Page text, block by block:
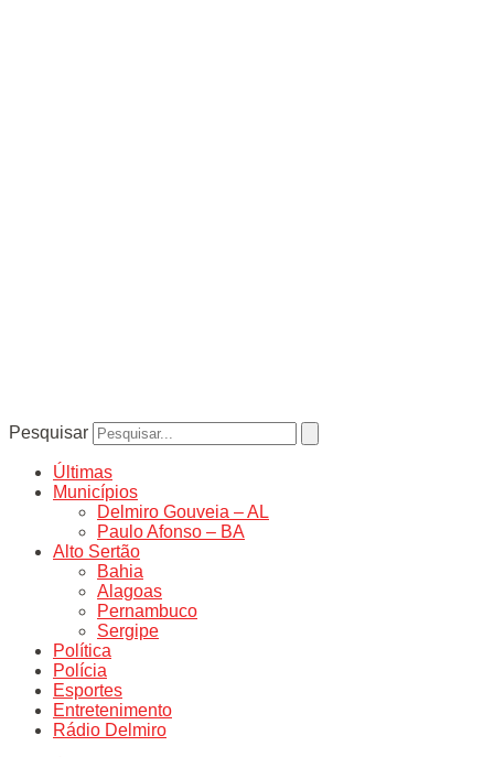
Pesquisar
Últimas
Municípios
Delmiro Gouveia – AL
Paulo Afonso – BA
Alto Sertão
Bahia
Alagoas
Pernambuco
Sergipe
Política
Polícia
Esportes
Entretenimento
Rádio Delmiro